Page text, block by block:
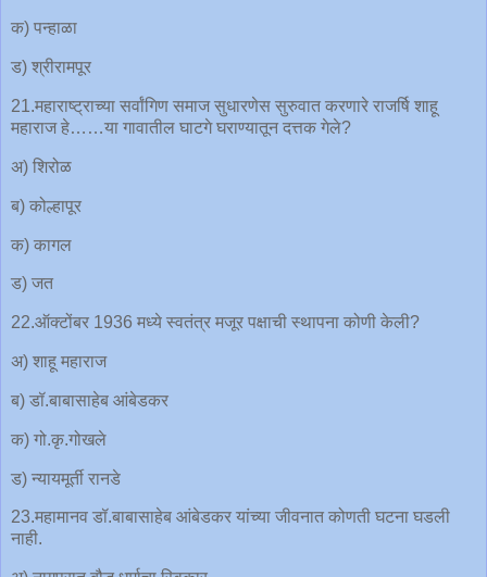
क) पन्हाळा
ड) श्रीरामपूर
21.महाराष्ट्राच्या सर्वांगिण समाज सुधारणेस सुरुवात करणारे राजर्षि शाहू
महाराज हे……या गावातील घाटगे घराण्यातून दत्तक गेले?
अ) शिरोळ
ब) कोल्हापूर
क) कागल
ड) जत
22.ऑक्टोंबर 1936 मध्ये स्वतंत्र मजूर पक्षाची स्थापना कोणी केली?
अ) शाहू महाराज
ब) डॉ.बाबासाहेब आंबेडकर
क) गो.कृ.गोखले
ड) न्यायमूर्ती रानडे
23.महामानव डॉ.बाबासाहेब आंबेडकर यांच्या जीवनात कोणती घटना घडली
नाही.